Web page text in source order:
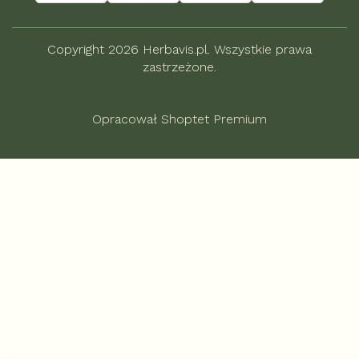
Opracował Shoptet Premium
Copyright 2026 Herbavis.pl. Wszystkie prawa
zastrzeżone.